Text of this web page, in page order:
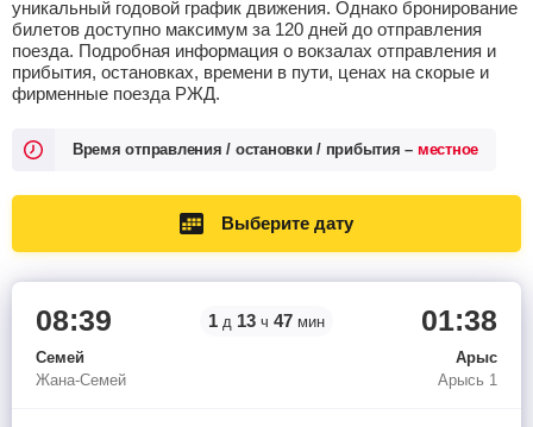
уникальный годовой график движения. Однако бронирование
билетов доступно максимум за 120 дней до отправления
поезда. Подробная информация о вокзалах отправления и
прибытия, остановках, времени в пути, ценах на скорые и
фирменные поезда РЖД.
Время отправления / остановки / прибытия – местное
Выберите дату
08:39
Семей
Жана-Семей
1 д 13 ч 47 мин 01:38
Арыс
Арысь 1